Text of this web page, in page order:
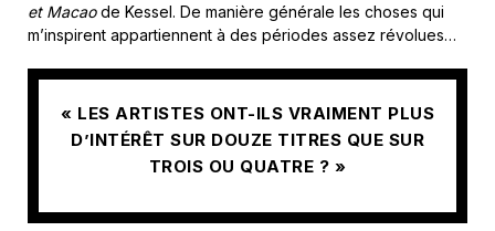
et Macaode Kessel. De manière générale les choses qui
m’inspirent appartiennent à des périodes assez révolues…
« LES ARTISTES ONT-ILS VRAIMENT PLUS
D’INTÉRÊT SUR DOUZE TITRES QUE SUR
TROIS OU QUATRE ? »